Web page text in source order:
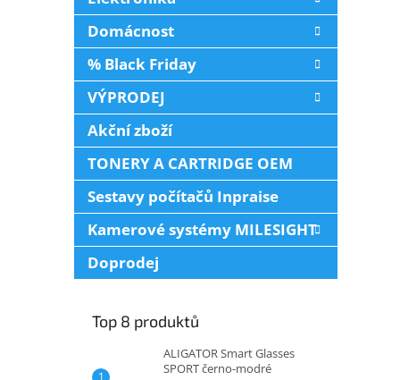
Domácnost
% Black Friday
VÝPRODEJ
Akční zboží
TONERY A CARTRIDGE OEM
Sestavy počítačů Inpraise
Kamerové systémy MILESIGHT
Doprodej
Top 8 produktů
ALIGATOR Smart Glasses
SPORT černo-modré